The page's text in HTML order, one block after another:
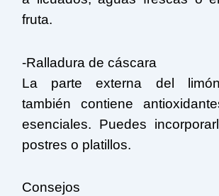
fruta.
-Ralladura de cáscara
La parte externa del
también contiene
esenciales. Puedes
postres o platillos.
Consejos